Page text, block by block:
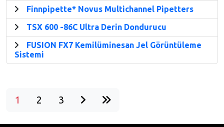
Finnpipette* Novus Multichannel Pipetters
TSX 600 -86C Ultra Derin Dondurucu
FUSION FX7 Kemilüminesan Jel Görüntüleme
Sistemi
1 2 3